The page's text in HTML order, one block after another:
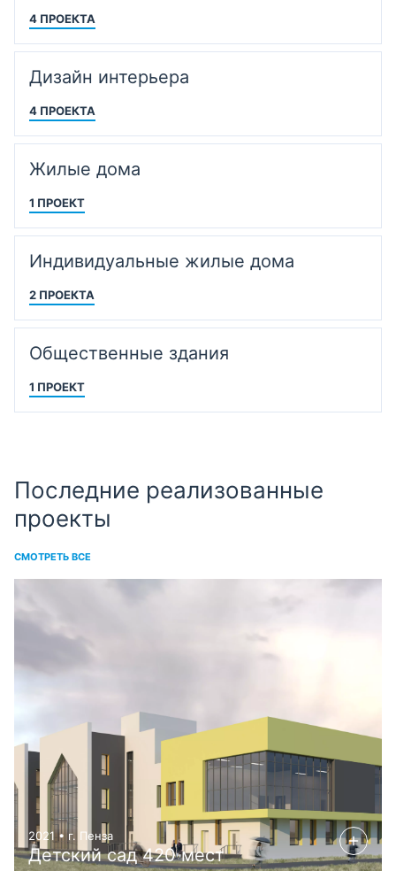
4 ПРОЕКТА
Дизайн интерьера
4 ПРОЕКТА
Жилые дома
1 ПРОЕКТ
Индивидуальные жилые дома
2 ПРОЕКТА
Общественные здания
1 ПРОЕКТ
Последние реализованные
проекты
СМОТРЕТЬ ВСЕ
2021 • г. Пенза
Детский сад 420 мест